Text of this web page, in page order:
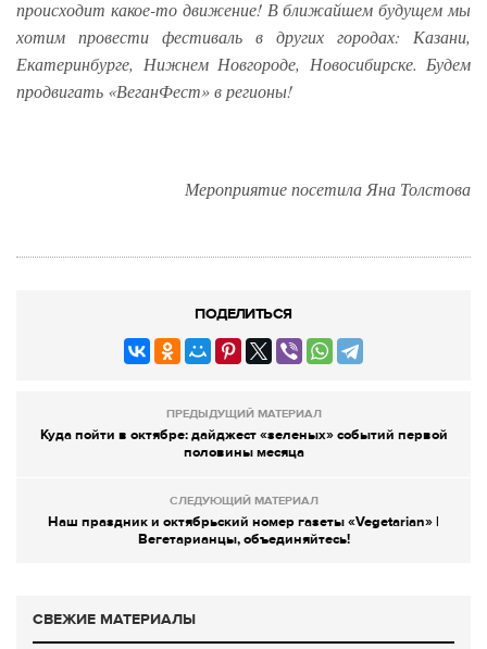
происходит какое-то движение! В ближайшем будущем мы
хотим провести фестиваль в других городах: Казани,
Екатеринбурге, Нижнем Новгороде, Новосибирске. Будем
продвигать «ВеганФест» в регионы!
Мероприятие посетила Яна Толстова
ПОДЕЛИТЬСЯ
ПРЕДЫДУЩИЙ МАТЕРИАЛ
Куда пойти в октябре: дайджест «зеленых» событий первой
половины месяца
СЛЕДУЮЩИЙ МАТЕРИАЛ
Наш праздник и октябрьский номер газеты «Vegetarian» |
Вегетарианцы, объединяйтесь!
СВЕЖИЕ МАТЕРИАЛЫ